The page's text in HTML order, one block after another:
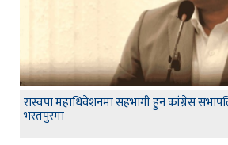
रास्वपा महाधिवेशनमा सहभागी हुन कांग्रेस
भरतपुरमा